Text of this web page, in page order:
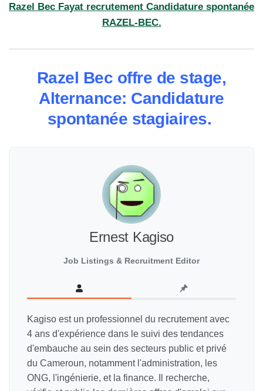
Razel Bec Fayat recrutement Candidature spontanée
RAZEL-BEC.
Razel Bec offre de stage,
Alternance: Candidature
spontanée stagiaires.
Ernest Kagiso
Job Listings & Recruitment Editor
Kagiso est un professionnel du recrutement avec
4 ans d'expérience dans le suivi des tendances
d'embauche au sein des secteurs public et privé
du Cameroun, notamment l'administration, les
ONG, l'ingénierie, et la finance. Il recherche,